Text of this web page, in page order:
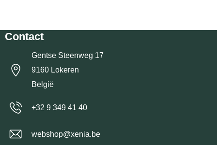
Contact
Gentse Steenweg 17
9160 Lokeren
België
+32 9 349 41 40
webshop@xenia.be